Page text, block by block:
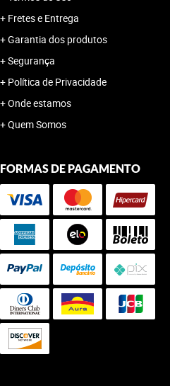
Fretes e Entrega
Garantia dos produtos
Segurança
Política de Privacidade
Onde estamos
Quem Somos
FORMAS DE PAGAMENTO